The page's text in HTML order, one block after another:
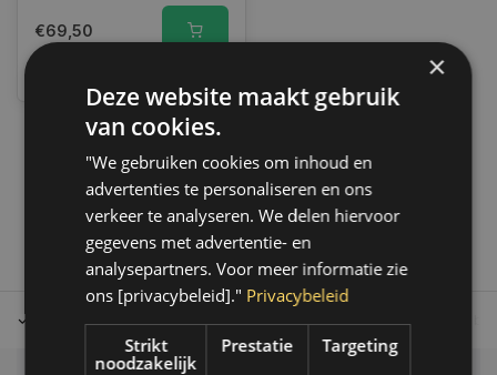
€69,50
1
Tot 30 dagen retour sturen. Op werkdagen voor 14.00 uur
×
Deze website maakt gebruik
van cookies.
"We gebruiken cookies om inhoud en
advertenties te personaliseren en ons
verkeer te analyseren. We delen hiervoor
gegevens met advertentie- en
analysepartners. Voor meer informatie zie
ons [privacybeleid]." Privacybeleid
Strikt
noodzakelijk
Prestatie Targeting